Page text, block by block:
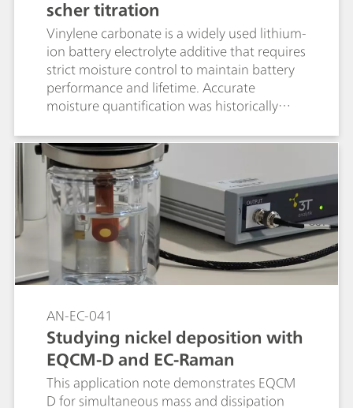
scher titration
Vinylene carbonate is a widely used lithium-
ion battery electrolyte additive that requires
strict moisture control to maintain battery
performance and lifetime. Accurate
moisture quantification was historically
analysis. The introduction of alcohol-free
coulometric Karl Fischer reagents now
enables precise, reproducible moisture
determination, facilitating more reliable
control of additive and electrolyte quality
during manufacturing.
AN-EC-041
Studying nickel deposition with
EQCM-D and EC-Raman
This application note demonstrates EQCM
D for simultaneous mass and dissipation